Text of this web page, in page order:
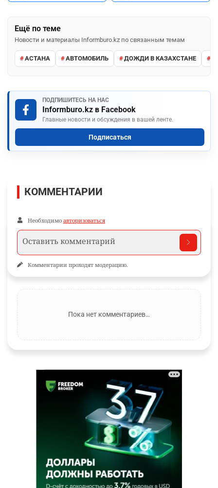
Ещё по теме
Новости и материалы Informburo.kz по связанным темам
АСТАНА АВТОМОБИЛЬ ДОЖДИ В КАЗАХСТАНЕ
ПОДПИШИТЕСЬ НА НАС
Informburo.kz в Facebook
Главные новости и обсуждения в вашей ленте.
Подписаться
КОММЕНТАРИИ
Необходимо авторизоваться
Комментарии проходят модерацию.
Пока нет комментариев…